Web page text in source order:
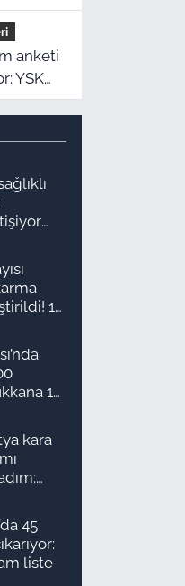
olsun”
YSK
16
1
kara
45
liste